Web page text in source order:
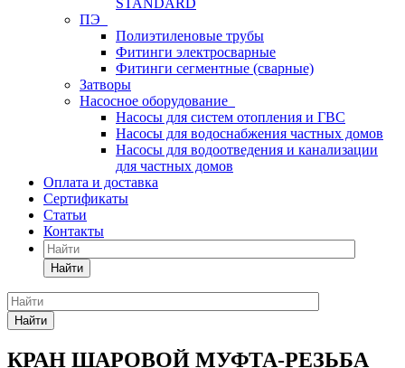
STANDARD
ПЭ
Полиэтиленовые трубы
Фитинги электросварные
Фитинги сегментные (сварные)
Затворы
Насосное оборудование
Насосы для систем отопления и ГВС
Насосы для водоснабжения частных домов
Насосы для водоотведения и канализации
для частных домов
Оплата и доставка
Сертификаты
Статьи
Контакты
Найти
Найти
КРАН ШАРОВОЙ МУФТА-РЕЗЬБА